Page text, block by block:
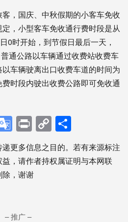
，国庆、中秋假期的小客车免收
，小型客车免收通行费时段是从
0时开始，到节假日最后一天，
通公路以车辆通过收费站收费车
车辆驶离出口收费车道的时间为
时段内驶出收费公路即可免收通
Google
Translate
PrintCopy
Link享
更多信息之目的。若有来源标注
，请作者持权属证明与本网联
除，谢谢
– 推广 –